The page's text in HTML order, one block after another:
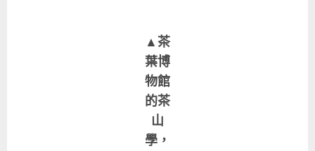
▲茶
葉博
物館
的茶
山
學，